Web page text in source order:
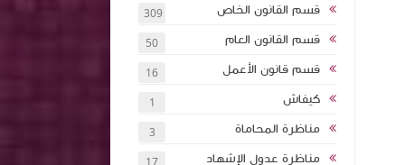
قسم القانون الخاص 309
قسم القانون العام 50
قسم قانون الأعمل 16
كيفاش 1
مناظرة المحاماة 3
مناظرة عدول الإشهاد 17